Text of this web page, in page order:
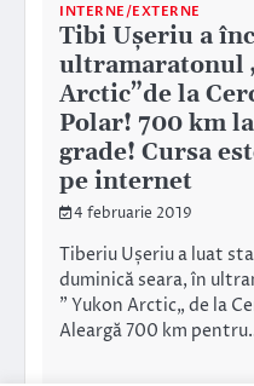
INTERNE/EXTERNE
Tibi Ușeriu a
ultramaratonul
Arctic”de la
Polar! 700 km
grade! Cursa
pe internet
4 februarie 2019
Tiberiu Ușeriu a luat
duminică seara, în
” Yukon Arctic„⁣ de la
Aleargă 700 km